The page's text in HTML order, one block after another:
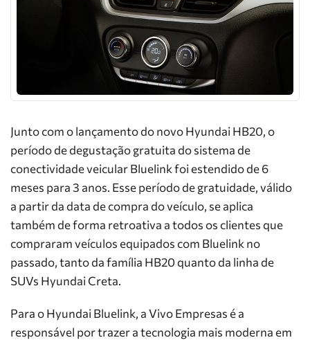
Junto com o lançamento do novo Hyundai HB20, o
período de degustação gratuita do sistema de
conectividade veicular Bluelink foi estendido de 6
meses para 3 anos. Esse período de gratuidade, válido
a partir da data de compra do veículo, se aplica
também de forma retroativa a todos os clientes que
compraram veículos equipados com Bluelink no
passado, tanto da família HB20 quanto da linha de
SUVs Hyundai Creta.
Para o Hyundai Bluelink, a Vivo Empresas é a
responsável por trazer a tecnologia mais moderna em